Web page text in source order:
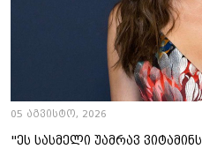
05 აგვისტო, 2026
"ეს სასმელი უამრავ